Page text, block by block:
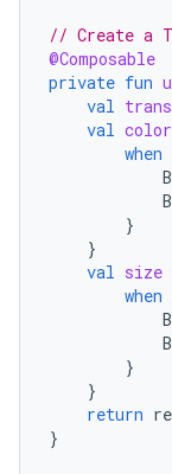
// Create a
@Composable
private fun
val
val color
when
}
}
val size
when
}
}
return
}